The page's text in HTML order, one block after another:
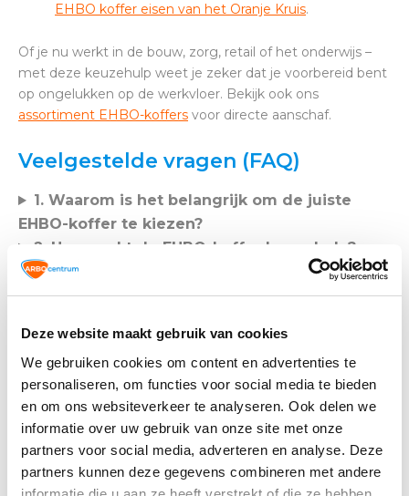
Deze website maakt gebruik van cookies
We gebruiken cookies om content en advertenties te
personaliseren, om functies voor social media te bieden
en om ons websiteverkeer te analyseren. Ook delen we
informatie over uw gebruik van onze site met onze
partners voor social media, adverteren en analyse. Deze
partners kunnen deze gegevens combineren met andere
EHBO koffer eisen van het Oranje Kruis.
Of je nu werkt in de bouw, zorg, retail of het onderwijs –
met deze keuzehulp weet je zeker dat je voorbereid bent
op ongelukken op de werkvloer. Bekijk ook ons
assortiment EHBO-koffers voor directe aanschaf.
Veelgestelde vragen (FAQ)
1. Waarom is het belangrijk om de juiste
EHBO-koffer te kiezen?
2. Hoe werkt de EHBO-koffer keuzehulp?
3. Wat zijn de richtlijnen voor EHBO-koffers
op het werk?
koffer op maat?
5. Waar kan ik een EHBO-koffer kopen?
Altijd op de hoogte blijven van de
laatste nieuwtjes, acties en meer?